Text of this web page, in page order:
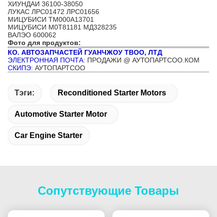
ХИУНДАИ 36100-38050
ЛУКАС ЛРС01472 ЛРС01656
МИЦУБИСИ ТМ000А13701
МИЦУБИСИ М0Т81181 МД328235
ВАЛЭО 600062
Фото для продуктов:
КО. АВТОЗАПЧАСТЕЙ ГУАНЧЖОУ ТВОО, ЛТД
ЭЛЕКТРОННАЯ ПОЧТА: ПРОДАЖИ @ АУТОПАРТСОО.КОМ
СКИПЭ: АУТОПАРТСОО
Тэги: Reconditioned Starter Motors
Automotive Starter Motor
Car Engine Starter
Сопутствующие Товары